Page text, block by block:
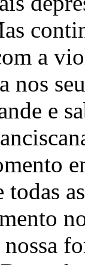
a
nos
e
todas